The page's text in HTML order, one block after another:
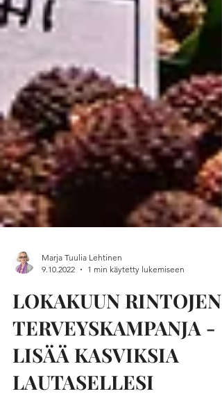
Marja Tuulia Lehtinen
9.10.2022
1 min käytetty lukemiseen
LOKAKUUN RINTOJEN